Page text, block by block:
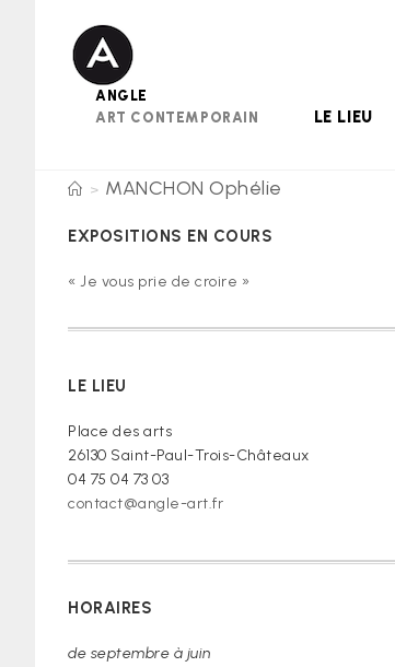
ANGLE
ART CONTEMPORAIN
LE LIEU
> MANCHON Ophélie
EXPOSITIONS EN COURS
« Je vous prie de croire »
LE LIEU
Place des arts
26130 Saint-Paul-Trois-Châteaux
04 75 04 73 03
contact@angle-art.fr
HORAIRES
de septembre à juin